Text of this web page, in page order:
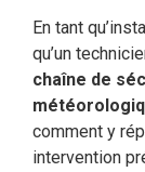
En tant
qu’un
chaîne de
comment y
intervention